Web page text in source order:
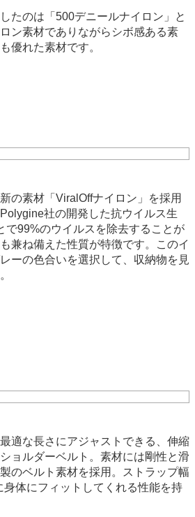
たのは「500デニールナイロン」と
ン素材でありながらシボ感ある素
優れた素材です。
の素材「ViralOffナイロン」を採用
社の開発した抗ウイルス生
で99%のウイルスを除去することが
兼ね備えた性質が特徴です。このイ
ーの色合いを選択して、収納物を見
適な長さにアジャストできる、伸縮
ョルダーベルト。素材には剛性と滑
のベルト素材を採用。ストラップ幅
身体にフィットしてくれる性能を持